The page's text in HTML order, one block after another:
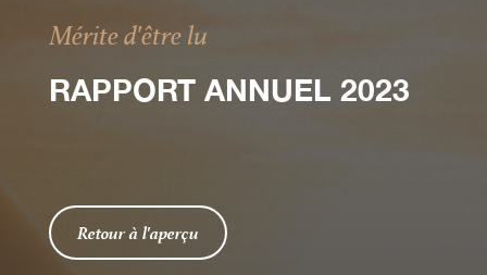
Mérite d'être lu
RAPPORT ANNUEL 2023
Retour à l'aperçu